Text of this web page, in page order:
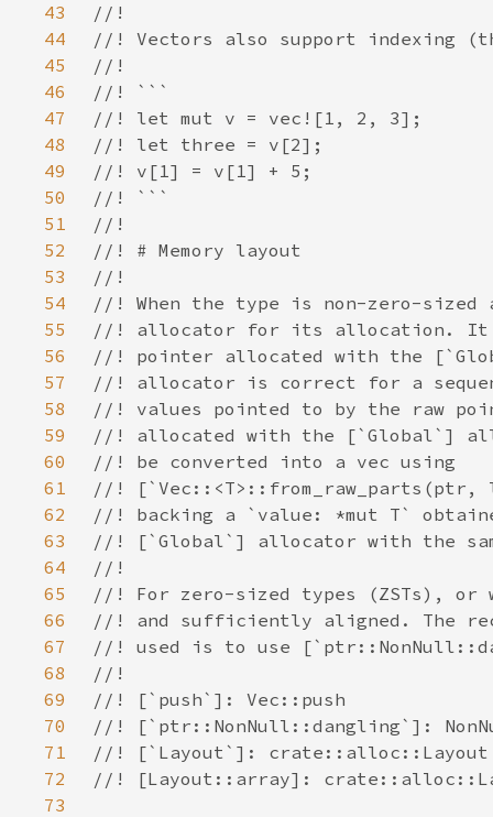
43
44
45
46
47
48
49
50
51
52
53
54
55
56
57
58
59
60
61
62
63
64
65
66
67
68
69
70
71
72
73